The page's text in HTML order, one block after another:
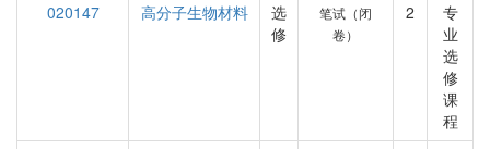
020147
高分子生物材料
选
修
笔试（闭
卷）
2
专
业
选
修
课
程